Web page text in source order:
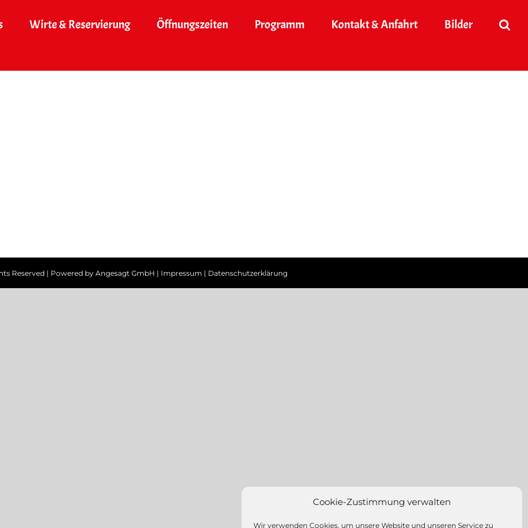
Cookie-Zustimmung verwalten
Wir verwenden Cookies, um unsere Website und unseren Service zu
Wirte & Reservierung Öffnungszeiten Programm Kontakt & Anfahrt Bilder
Reserved | Powered by Angesagt GmbH | Impressum | Datenschutzerklärung